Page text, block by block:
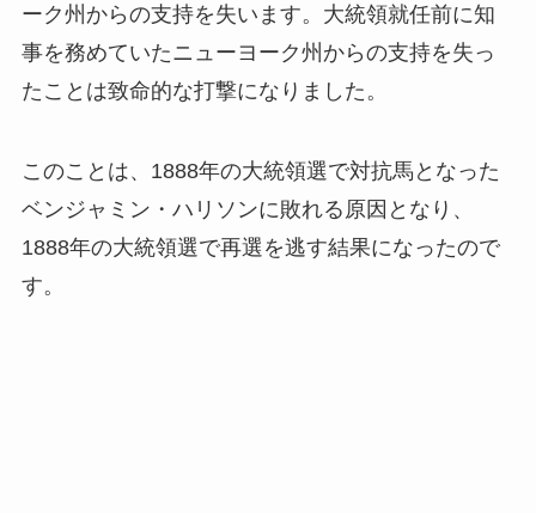
ーク州からの支持を失います。大統領就任前に知
事を務めていたニューヨーク州からの支持を失っ
たことは致命的な打撃になりました。
このことは、1888年の大統領選で対抗馬となった
ベンジャミン・ハリソンに敗れる原因となり、
1888年の大統領選で再選を逃す結果になったので
す。